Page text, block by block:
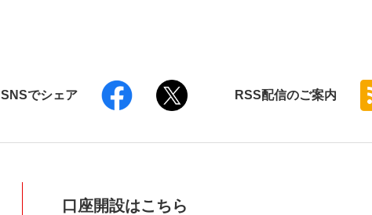
SNSでシェア RSS配信のご案内
口座開設はこちら